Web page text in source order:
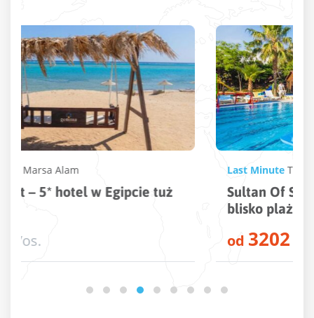
Last Minute
Sultan Of Side Hotel – 5* hotel w Turcji
od